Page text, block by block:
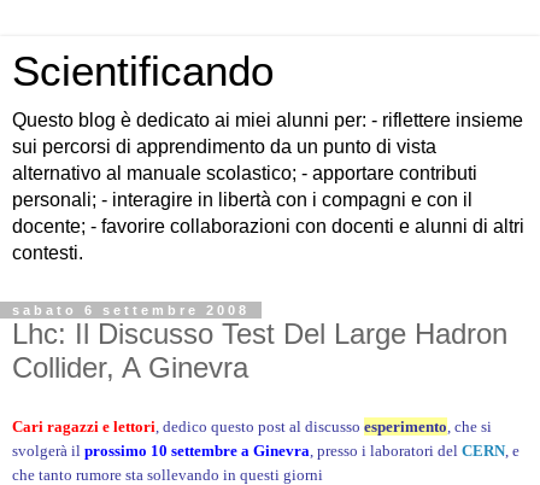
Scientificando
Questo blog è dedicato ai miei alunni per: - riflettere insieme
sui percorsi di apprendimento da un punto di vista
alternativo al manuale scolastico; - apportare contributi
personali; - interagire in libertà con i compagni e con il
docente; - favorire collaborazioni con docenti e alunni di altri
contesti.
sabato 6 settembre 2008
Lhc: Il Discusso Test Del Large Hadron
Collider, A Ginevra
Cari ragazzi e lettori , dedico questo post al discusso esperimento , che si
svolgerà il prossimo 10 settembre a Ginevra , presso i laboratori del CERN , e
che tanto rumore sta sollevando in questi giorni